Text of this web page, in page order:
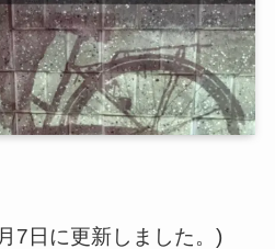
7日に更新しました。)